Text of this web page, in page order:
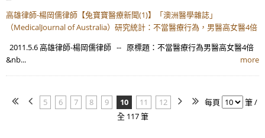
高雄律師-楊岡儒律師【兔寶寶醫療新聞(1)】「澳洲醫學雜誌」
（MedicalJournal of Australia）研究統計：不當醫療行為，男醫高女醫4倍
2011.5.6 高雄律師-楊岡儒律師 -- 原標題：不當醫療行為男醫高女醫4倍
&nb...
more
5 6 7 8 9 10 11 12 每頁
筆 /
全 117 筆